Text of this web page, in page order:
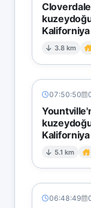
Kaliforniya
3.8 km
07:50:50
Kaliforniya
5.1 km
06:48:49